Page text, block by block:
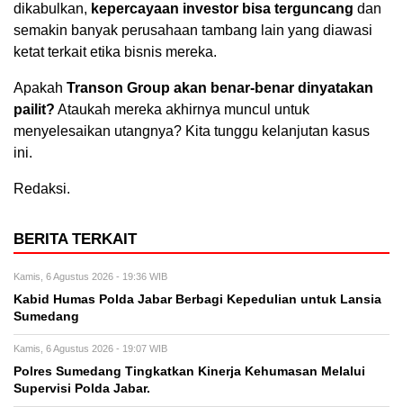
dikabulkan, kepercayaan investor bisa terguncang dan
semakin banyak perusahaan tambang lain yang diawasi
ketat terkait etika bisnis mereka.
Apakah Transon Group akan benar-benar dinyatakan
pailit? Ataukah mereka akhirnya muncul untuk
menyelesaikan utangnya? Kita tunggu kelanjutan kasus
ini.
Redaksi.
BERITA TERKAIT
Kamis, 6 Agustus 2026 - 19:36 WIB
Kabid Humas Polda Jabar Berbagi Kepedulian untuk Lansia
Sumedang
Kamis, 6 Agustus 2026 - 19:07 WIB
Polres Sumedang Tingkatkan Kinerja Kehumasan Melalui
Supervisi Polda Jabar.